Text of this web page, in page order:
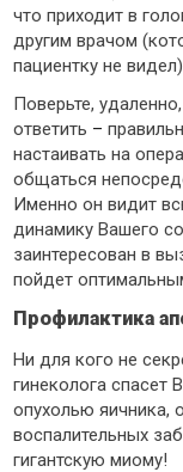
что приходит в
другим врачом
пациентку не
Поверьте,
ответить –
настаивать на
общаться
Именно он видит
динамику Вашего
заинтересован в
пойдет
Профилактика
Ни для кого не
гинеколога спасет
опухолью яичника,
воспалительных
гигантскую миому!